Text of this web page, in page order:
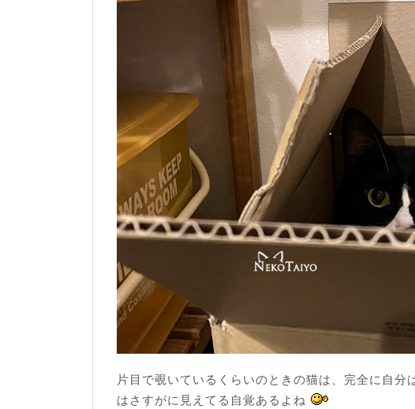
片目で覗いているくらいのときの猫は、完全に自
はさすがに見えてる自覚あるよね